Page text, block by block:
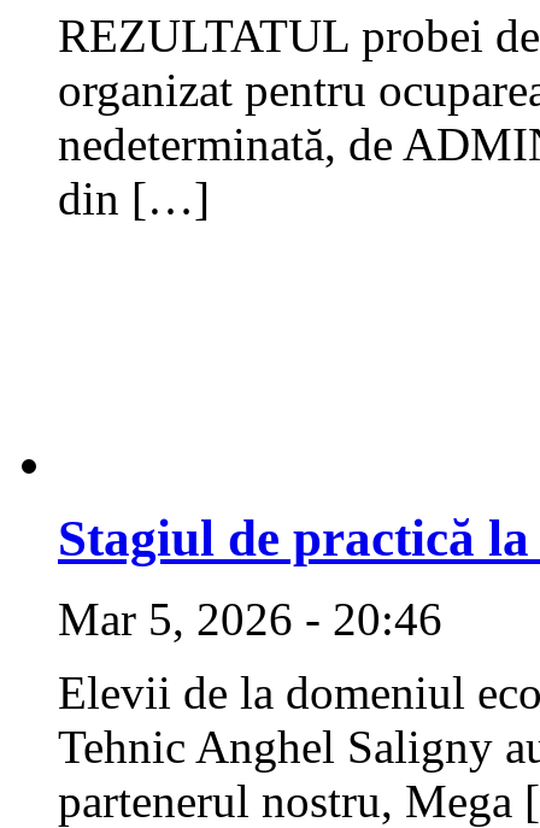
REZULTATUL probei
organizat pentru
nedeterminată, de
din […]
Stagiul de practică
Mar 5, 2026 - 20:46
Elevii de la domeniul
Tehnic Anghel Saligny
partenerul nostru,